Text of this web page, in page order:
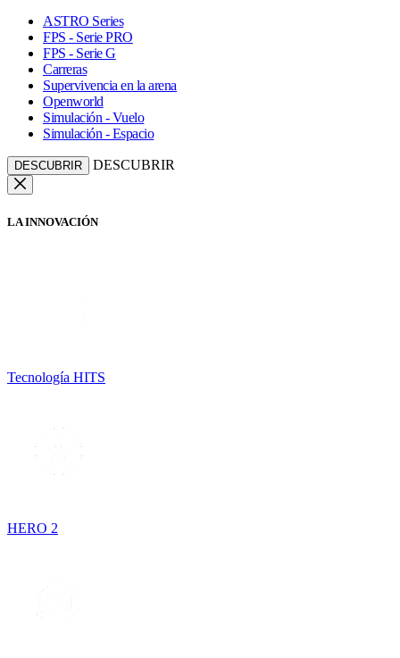
ASTRO Series
FPS - Serie PRO
FPS - Serie G
Carreras
Supervivencia en la arena
Openworld
Simulación - Vuelo
Simulación - Espacio
DESCUBRIR DESCUBRIR
LA INNOVACIÓN
Tecnología HITS
HERO 2